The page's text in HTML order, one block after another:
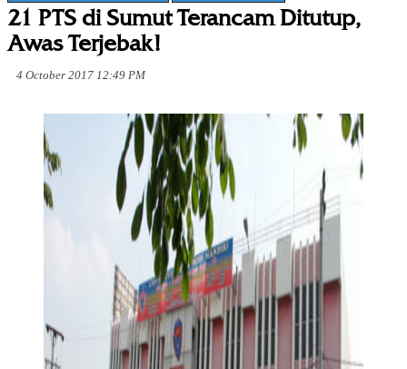
21 PTS di Sumut Terancam Ditutup,
Awas Terjebak!
4 October 2017 12:49 PM